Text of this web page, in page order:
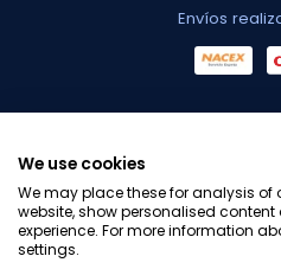
Envíos
We use cookies
We may place these for analysis of
website, show personalised
experience. For more information
settings.